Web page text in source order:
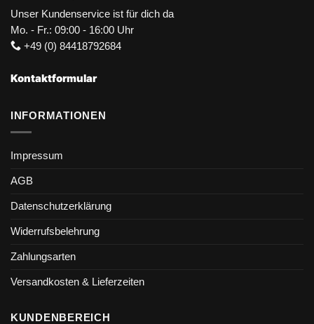
Unser Kundenservice ist für dich da
Mo. - Fr.: 09:00 - 16:00 Uhr
+49 (0) 84418792684
Kontaktformular
INFORMATIONEN
Impressum
AGB
Datenschutzerklärung
Widerrufsbelehrung
Zahlungsarten
Versandkosten & Lieferzeiten
KUNDENBEREICH